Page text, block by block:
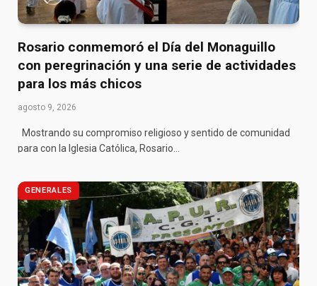
Rosario conmemoró el Día del Monaguillo
con peregrinación y una serie de actividades
para los más chicos
agosto 9, 2026
Mostrando su compromiso religioso y sentido de comunidad
para con la Iglesia Católica, Rosario…
GENERALES